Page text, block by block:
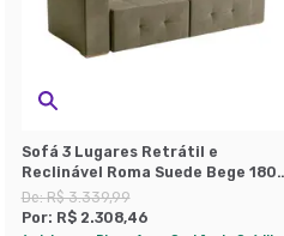
Sofá 3 Lugares Retrátil e
Reclinável Roma Suede Bege 180
cm
De:R$ 3.339,99
Por: R$ 2.308,46